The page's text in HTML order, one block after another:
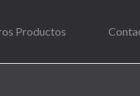
Productos